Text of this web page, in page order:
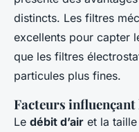
distincts. Les filtres
excellents pour capter
que les filtres
particules plus fines.
Facteurs
Le débit d’air et la